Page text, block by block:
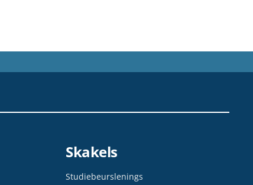
Skakels
Studiebeurslenings